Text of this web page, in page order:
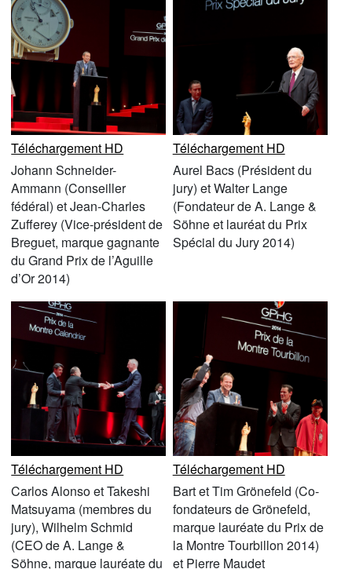
Téléchargement HD
Johann Schneider-
Ammann (Conseiller
fédéral) et Jean-Charles
Zufferey (Vice-président de
Breguet, marque gagnante
du Grand Prix de l’Aguille
d’Or 2014)
Téléchargement HD
Aurel Bacs (Président du
jury) et Walter Lange
(Fondateur de A. Lange &
Söhne et lauréat du Prix
Spécial du Jury 2014)
Téléchargement HD
Carlos Alonso et Takeshi
Matsuyama (membres du
jury), Wilhelm Schmid
(CEO de A. Lange &
Söhne, marque lauréate du
Téléchargement HD
Bart et Tim Grönefeld (Co-
fondateurs de Grönefeld,
marque lauréate du Prix de
la Montre Tourbillon 2014)
et Pierre Maudet